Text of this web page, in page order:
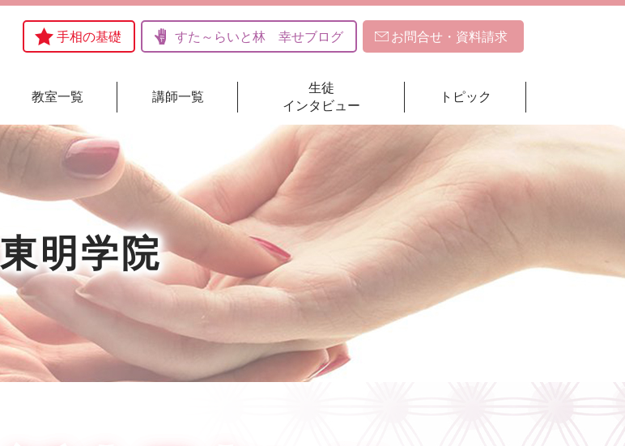
教室一覧 講師一覧
生徒
インタビュー
トピック
手相の基礎 すた～らいと林 幸せブログ お問合せ・資料請求
東明学院